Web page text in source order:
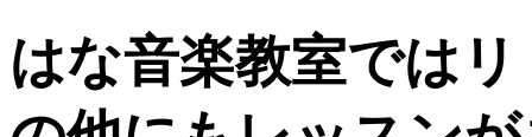
はな音楽教室では